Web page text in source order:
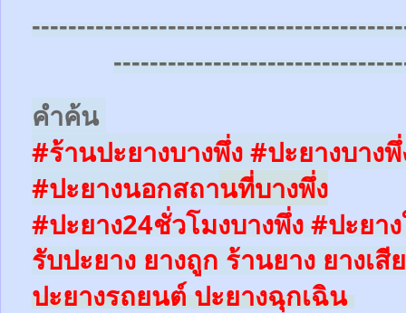
คำค้น
#ร้านปะยางบางพึ่ง #ปะยางบางพึ่
#ปะยางนอกสถานที่บางพึ่ง
#ปะยาง24ชั่วโมงบางพึ่ง #ปะยา
รับปะยาง ยางถูก ร้านยาง ยางเสีย
ปะยางรถยนต์ปะยางฉุกเฉิน